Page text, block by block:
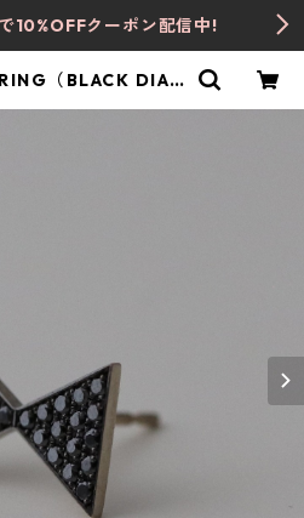
10%OFFクーポン配信中!
（BLACK DIAM